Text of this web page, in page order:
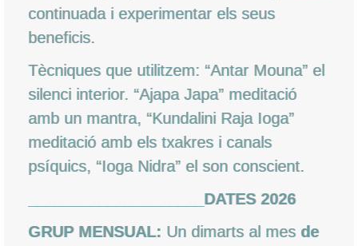
continuada i experimentar els seus
beneficis.
Tècniques que utilitzem: “Antar Mouna” el
silenci interior. “Ajapa Japa” meditació
amb un mantra, “Kundalini Raja Ioga”
meditació amb els txakres i canals
psíquics, “Ioga Nidra” el son conscient.
___________________DATES 2026
GRUP MENSUAL: Un dimarts al mes de